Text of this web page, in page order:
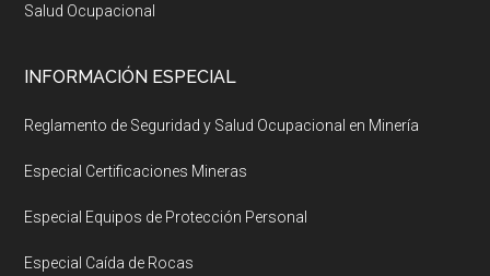
Salud Ocupacional
INFORMACIÓN ESPECIAL
Reglamento de Seguridad y Salud Ocupacional en Minería
Especial Certificaciones Mineras
Especial Equipos de Protección Personal
Especial Caída de Rocas